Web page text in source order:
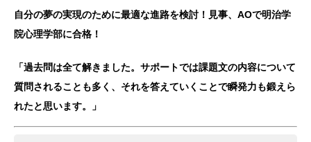
自分の夢の実現のために最適な進路を検討！見事、AOで明治学
院心理学部に合格！
「過去問は全て解きました。サポートでは課題文の内容について
質問されることも多く、それを答えていくことで瞬発力も鍛えら
れたと思います。」